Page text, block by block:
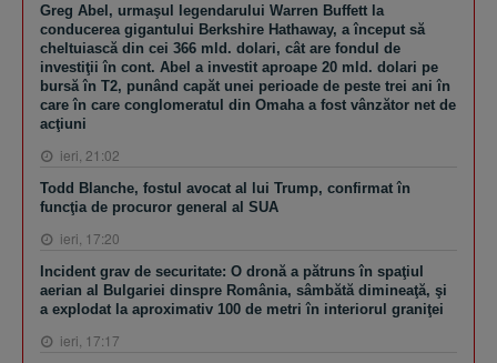
Greg Abel, urmaşul legendarului Warren Buffett la
conducerea gigantului Berkshire Hathaway, a început să
cheltuiască din cei 366 mld. dolari, cât are fondul de
investiţii în cont. Abel a investit aproape 20 mld. dolari pe
bursă în T2, punând capăt unei perioade de peste trei ani în
care în care conglomeratul din Omaha a fost vânzător net de
acţiuni
ieri, 21:02
Todd Blanche, fostul avocat al lui Trump, confirmat în
funcţia de procuror general al SUA
ieri, 17:20
Incident grav de securitate: O dronă a pătruns în spaţiul
aerian al Bulgariei dinspre România, sâmbătă dimineaţă, şi
a explodat la aproximativ 100 de metri în interiorul graniţei
ieri, 17:17